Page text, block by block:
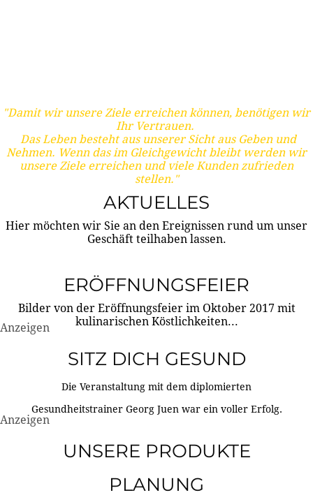
"Damit wir unsere Ziele erreichen können, benötigen wir
Ihr Vertrauen.
Das Leben besteht aus unserer Sicht aus Geben und
Nehmen. Wenn das im Gleichgewicht bleibt werden wir
unsere Ziele erreichen und viele Kunden zufrieden
stellen."
AKTUELLES
Hier möchten wir Sie an den Ereignissen rund um unser
Geschäft teilhaben lassen.
ERÖFFNUNGSFEIER
Bilder von der Eröffnungsfeier im Oktober 2017 mit
kulinarischen Köstlichkeiten...
Anzeigen
SITZ DICH GESUND
Die Veranstaltung mit dem diplomierten
Gesundheitstrainer Georg Juen war ein voller Erfolg.
Anzeigen
UNSERE PRODUKTE
PLANUNG